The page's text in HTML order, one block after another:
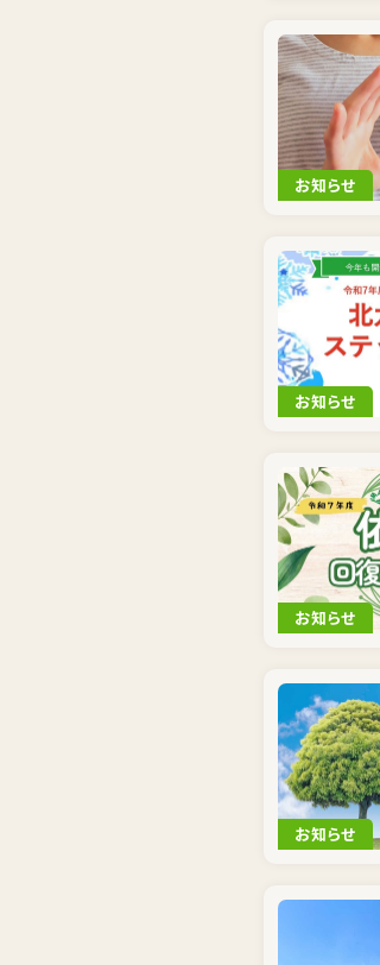
お知らせ
お知らせ
お知らせ
お知らせ